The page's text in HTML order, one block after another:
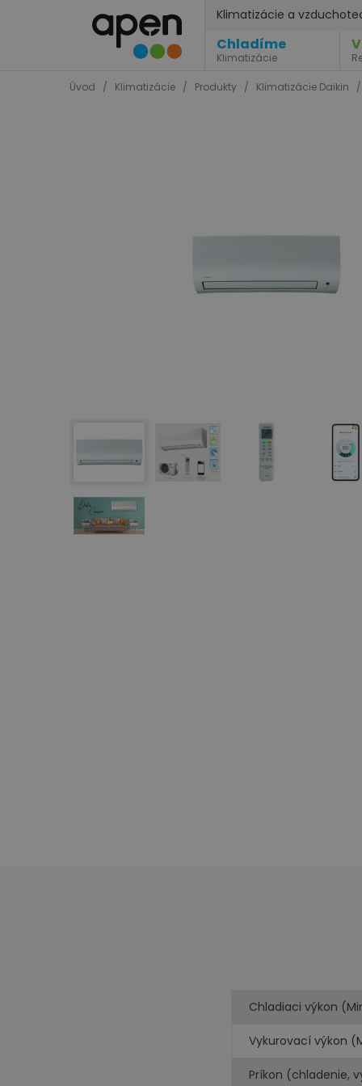
Klimatizácie a
Chladíme
Klimatizácie
Úvod / Klimatizácie / Produkty / Klimatizácie Daikin /
Chladiaci výkon
Vykurovací výkon
Príkon (chladenie,